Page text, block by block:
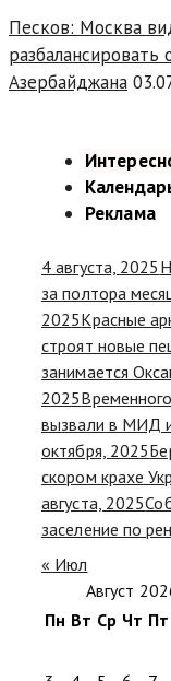
Песков: Москва
Азербайджана
Реклама
4 августа, 2025
за полтора
2025Красные
строят новые
занимается
2025
вызвали в МИД
октября, 2025
скором крахе
августа, 2025
заселение по
« Июл
Август
Пн Вт Ср Чт Пт